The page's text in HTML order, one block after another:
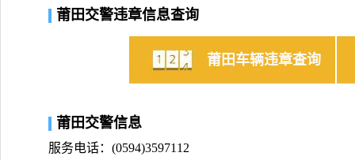
莆田交警违章信息查询
莆田车辆违章查询
莆田交警信息
服务电话：(0594)3597112